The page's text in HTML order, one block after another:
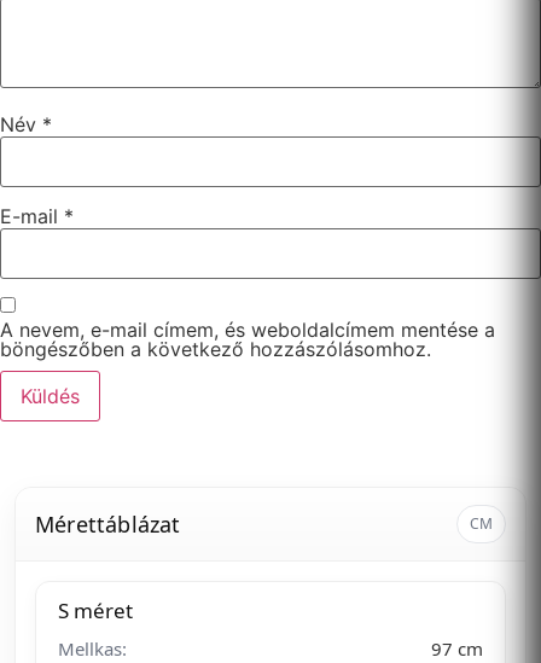
Név *
E-mail *
A nevem, e-mail címem, és weboldalcímem mentése a
böngészőben a következő hozzászólásomhoz.
Mérettáblázat CM
S méret
Mellkas:
97 cm